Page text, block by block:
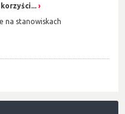
na stanowiskach